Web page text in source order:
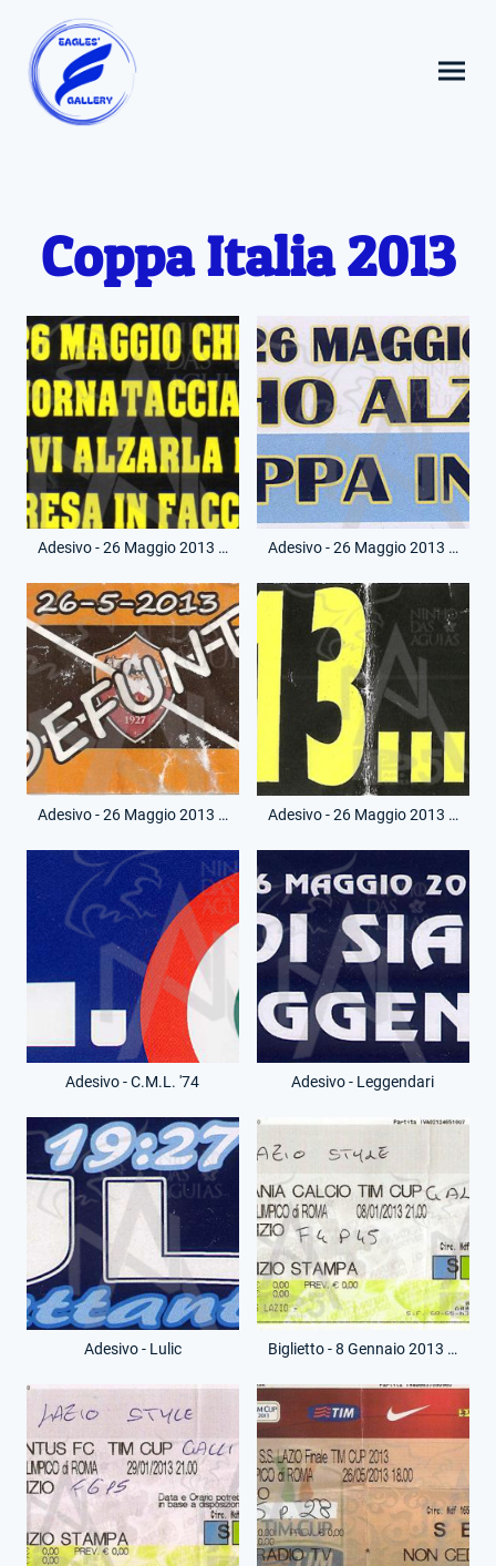
Coppa Italia 2013
Adesivo - 26 Maggio 2013 - Coppa in Faccia Adesivo - 26 Maggio 2013 - Coppa in Faccia
Adesivo - 26 Maggio 2013 - Defunti Adesivo - 26 Maggio 2013 - Non c'è rivincita
Adesivo - C.M.L. '74 Adesivo - Leggendari
Adesivo - Lulic Biglietto - 8 Gennaio 2013 - Lazio-Catania